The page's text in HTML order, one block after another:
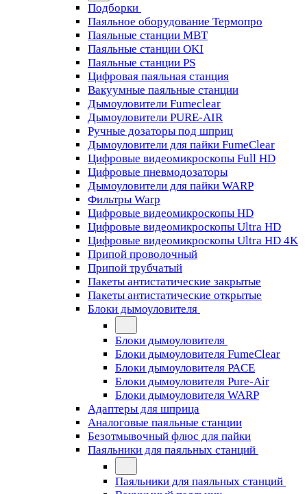
Подборки
Паяльное оборудование Термопро
Паяльные станции MBT
Паяльные станции OKI
Паяльные станции PS
Цифровая паяльная станция
Вакуумные паяльные станции
Дымоуловители Fumeclear
Дымоуловители PURE-AIR
Ручные дозаторы под шприц
Дымоуловители для пайки FumeClear
Цифровые видеомикроскопы Full HD
Цифровые пневмодозаторы
Дымоуловители для пайки WARP
Фильтры Warp
Цифровые видеомикроскопы HD
Цифровые видеомикроскопы Ultra HD
Цифровые видеомикроскопы Ultra HD 4K
Припой проволочный
Припой трубчатый
Пакеты антистатические закрытые
Пакеты антистатические открытые
Блоки дымоуловителя
Блоки дымоуловителя
Блоки дымоуловителя FumeClear
Блоки дымоуловителя PACE
Блоки дымоуловителя Pure-Air
Блоки дымоуловителя WARP
Адаптеры для шприца
Аналоговые паяльные станции
Безотмывочный флюс для пайки
Паяльники для паяльных станций
Паяльники для паяльных станций